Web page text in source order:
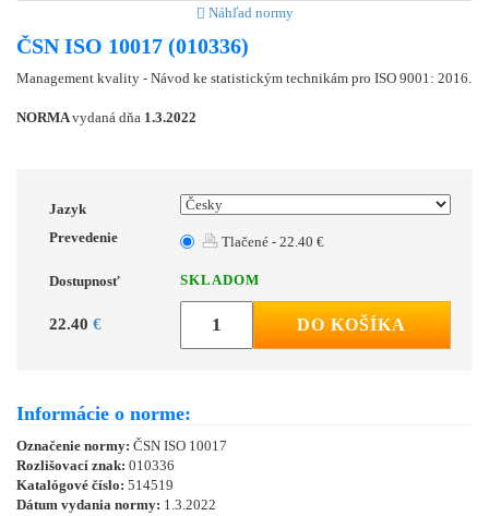
Náhľad normy
ČSN ISO 10017 (010336)
Management kvality - Návod ke statistickým technikám pro ISO 9001: 2016.
NORMAvydaná dňa 1.3.2022
Jazyk
Prevedenie
Tlačené - 22.40 €
Dostupnosť SKLADOM
22.40 € DO KOŠÍKA
Informácie o norme:
Označenie normy: ČSN ISO 10017
Rozlišovací znak: 010336
Katalógové číslo: 514519
Dátum vydania normy: 1.3.2022